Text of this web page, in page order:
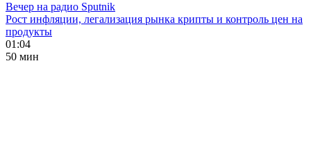
Вечер на радио Sputnik
Рост инфляции, легализация рынка крипты и контроль цен на
продукты
01:04
50 мин